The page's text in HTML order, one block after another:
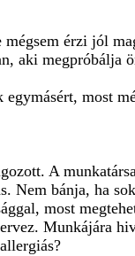
érzi jól
aki megpróbálja
most
A
Nem bánja, ha
most
Munkájára